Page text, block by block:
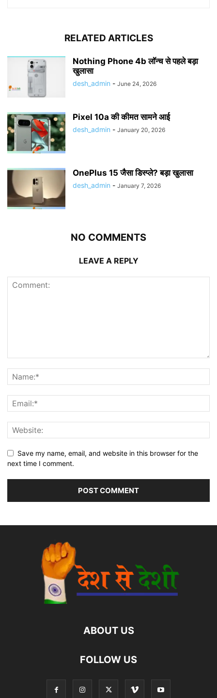
RELATED ARTICLES
Nothing Phone 4b लॉन्च से पहले बड़ा
खुलासा
desh_admin - June 24, 2026
Pixel 10a की कीमत सामने आई
desh_admin - January 20, 2026
OnePlus 15 जैसा डिस्प्ले? बड़ा खुलासा
desh_admin - January 7, 2026
NO COMMENTS
LEAVE A REPLY
Save my name, email, and website in this browser for the
next time I comment.
ABOUT US
FOLLOW US